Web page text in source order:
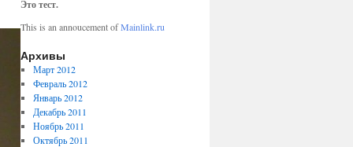
Это тест.
This is an annoucement ofMainlink.ru
Архивы
Март 2012
Февраль 2012
Январь 2012
Декабрь 2011
Ноябрь 2011
Октябрь 2011